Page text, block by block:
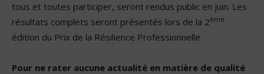
tous et toutes participer, seront rendus public en juin. Les
résultats complets seront présentés lors de la 2ème
édition du Prix de la Résilience Professionnelle.
Pour ne rater aucune actualité en matière de qualité